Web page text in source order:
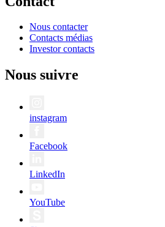
Nous contacter
Contacts médias
Investor contacts
Nous suivre
instagram
Facebook
LinkedIn
YouTube